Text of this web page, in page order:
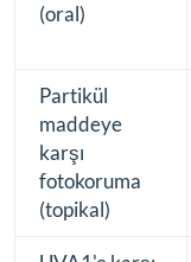
(oral)
Partikül
maddeye
karşı
fotokoruma
(topikal)